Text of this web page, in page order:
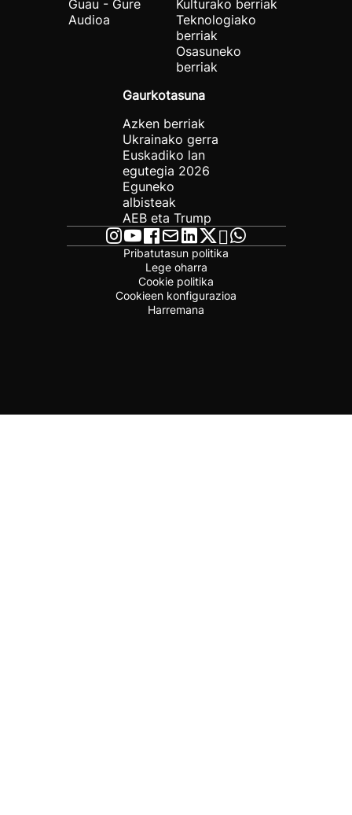
Guau - Gure
Audioa
Kulturako berriak
Teknologiako
berriak
Osasuneko
berriak
Gaurkotasuna
Azken berriak
Ukrainako gerra
Euskadiko lan
egutegia 2026
Eguneko
albisteak
AEB eta Trump
Pribatutasun politika
Lege oharra
Cookie politika
Cookieen konfigurazioa
Harremana